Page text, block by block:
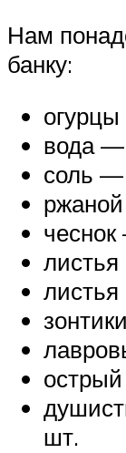
Нам
банку:
вода —
соль —
шт.